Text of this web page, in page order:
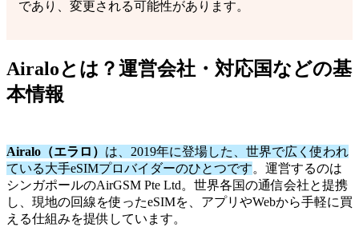
であり、変更される可能性があります。
Airaloとは？運営会社・対応国などの基
本情報
Airalo（エラロ） は、2019年に登場した、世界で広く使われ
ている大手eSIMプロバイダーのひとつです。運営するのは
シンガポールのAirGSM Pte Ltd。世界各国の通信会社と提携
し、現地の回線を使ったeSIMを、アプリやWebから手軽に買
える仕組みを提供しています。